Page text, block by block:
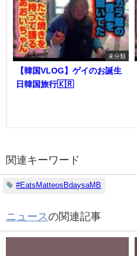
未分類
【韓国VLOG】ゲイのお誕生
日韓国旅行🇰🇷
関連キーワード
#EatsMatteosBdaysaMB
ニュースの関連記事